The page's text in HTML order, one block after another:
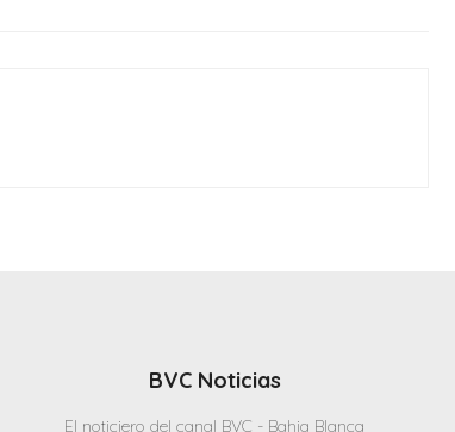
BVC Noticias
El noticiero del canal BVC - Bahia Blanca